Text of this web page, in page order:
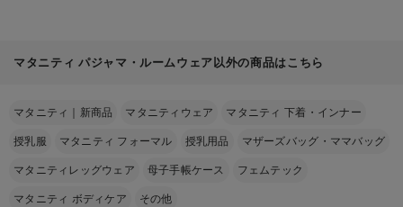
マタニティ パジャマ・ルームウェア以外の商品はこちら
マタニティ｜新商品 マタニティウェア マタニティ 下着・インナー
授乳服 マタニティ フォーマル 授乳用品 マザーズバッグ・ママバッグ
マタニティレッグウェア 母子手帳ケース フェムテック
マタニティ ボディケア その他